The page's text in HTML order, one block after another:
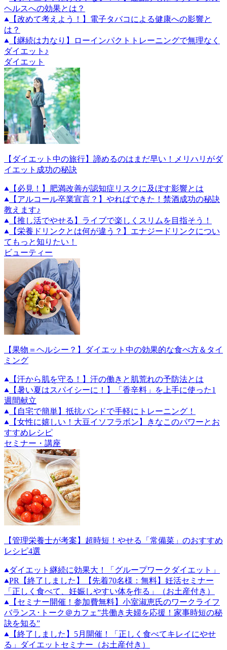
ヘルスへの効果とは？
【改めて考えよう！】電子タバコによる健康への影響と
は？
【継続は力なり】ローインパクトトレーニングで無理なく
ダイエット♪
ダイエット
【ダイエット中の旅行】諦めるのはまだ早い！メリハリがダ
イエット成功の秘訣
【必見！】肥満改善が認知症リスクに及ぼす影響とは
【アルコール卒業宣言？】やればできた！禁酒成功の秘訣
教えます♪
【推し活でやせる】ライブで楽しくスリムを目指そう！
【栄養ドリンクとは何が違う？】エナジードリンクについ
てもっと知りたい！
ビューティー
【果物＝ヘルシー？】ダイエット中の効果的な食べ方＆タイ
ミング
【汗から肌を守る！】汗の働きと肌荒れの予防法とは
【暑い夏はスパイシーに！】「香辛料」を上手に使った1
週間献立
【自宅で簡単】抵抗バンドで手軽にトレーニング！
【女性に嬉しい！大豆イソフラボン】きなこのパワーとお
すすめレシピ
セミナー・講座
【管理栄養士が考案】超時短！やせる「常備菜」のおすすめ
レシピ4選
ダイエット継続に効果大！「グループワークダイエット」
PR
【終了しました】【先着70名様：無料】妊活セミナー
「正しく食べて、妊娠しやすい体を作る」（お土産付き）
【セミナー開催！参加費無料】小室淑恵氏のワークライフ
バランス･トーク＠カフェ”共働き夫婦を応援！家事時短の秘
訣を知る”
【終了しました】5月開催！「正しく食べてキレイにやせ
る」ダイエットセミナー（お土産付き）